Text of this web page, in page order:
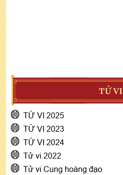
TỬ VI
TỬ VI 2025
TỬ VI 2023
TỬ VI 2024
Tử vi 2022
Tử vi Cung hoàng đạo